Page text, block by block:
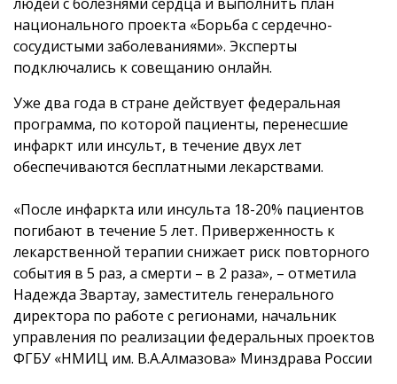
национального проекта «Борьба с сердечно-
сосудистыми заболеваниями». Эксперты
подключались к совещанию онлайн.
Уже два года в стране действует федеральная
программа, по которой пациенты, перенесшие
инфаркт или инсульт, в течение двух лет
обеспечиваются бесплатными лекарствами.
«После инфаркта или инсульта 18-20% пациентов
погибают в течение 5 лет. Приверженность к
лекарственной терапии снижает риск повторного
события в 5 раз, а смерти – в 2 раза», – отметила
Надежда Звартау, заместитель генерального
директора по работе с регионами, начальник
управления по реализации федеральных проектов
ФГБУ «НМИЦ им. В.А.Алмазова» Минздрава России